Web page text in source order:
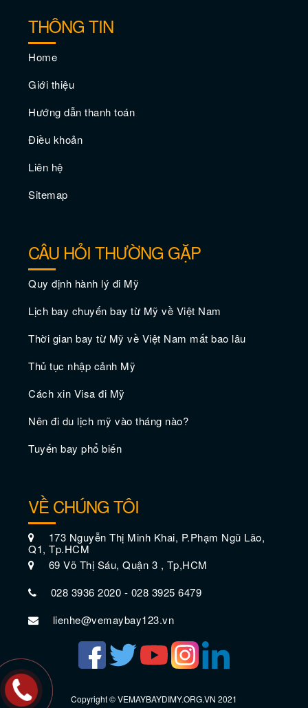
Vé máy bay đi giá rẻ Chico
THÔNG TIN
Home
Giới thiệu
Hướng dẫn thanh toán
Điều khoản
Liên hệ
Sitemap
CÂU HỎI THƯỜNG GẶP
Quy định hành lý đi Mỹ
Lịch bay chuyến bay từ Mỹ về Việt Nam
Thời gian bay từ Mỹ về Việt Nam mất bao lâu
Thủ tục nhập cảnh Mỹ
Cách xin Visa đi Mỹ
Nên đi du lịch mỹ vào tháng nào?
Tuyến bay phổ biến
VỀ CHÚNG TÔI
173 Nguyễn Thị Minh Khai, P.Phạm Ngũ Lão,
Q1, Tp.HCM
69 Võ Thị Sáu, Quận 3 , Tp,HCM
028 3936 2020 - 028 3925 6479
lienhe@vemaybay123.vn
Copyright © VEMAYBAYDIMY.ORG.VN 2021